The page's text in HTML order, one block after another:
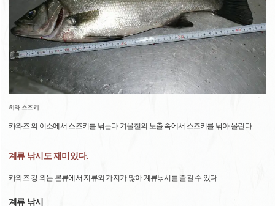
히라 스즈키
카와즈 의 이소에서 스즈키를 낚는다.겨울철의 노출 속에서 스즈키를 낚아 올린다.
계류 낚시도 재미있다.
카와즈 강 와는 본류에서 지류와 가지가 많아 계류낚시를 즐길 수 있다.
계류 낚시